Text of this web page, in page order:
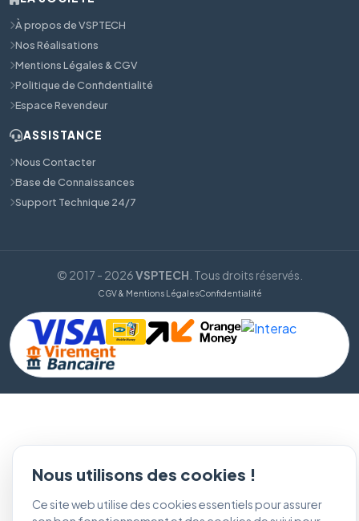
À propos de VSPTECH
Nos Réalisations
Mentions Légales & CGV
Politique de Confidentialité
Espace Revendeur
ASSISTANCE
Nous Contacter
Base de Connaissances
Support Technique 24/7
© 2017 - 2026VSPTECH . Tous droits réservés.
CGV & Mentions LégalesConfidentialité
Nous utilisons des cookies !
Ce site web utilise des cookies essentiels pour assurer